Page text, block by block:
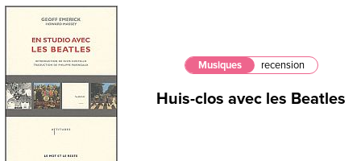
Musiques recension
Huis-clos avec les Beatles